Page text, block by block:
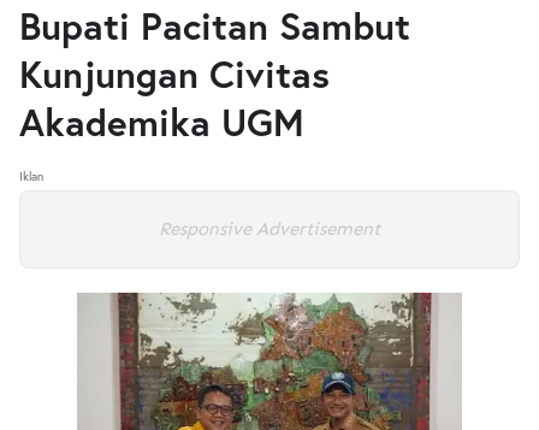
Bupati Pacitan Sambut
Kunjungan Civitas
Akademika UGM
Iklan
Responsive Advertisement